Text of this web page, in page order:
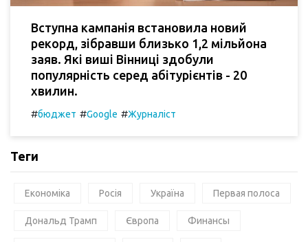
Вступна кампанія встановила новий
рекорд, зібравши близько 1,2 мільйона
заяв. Які виші Вінниці здобули
популярність серед абітурієнтів - 20
хвилин.
#бюджет #Google #Журналіст
Теги
Економіка Росія Україна Первая полоса
Дональд Трамп Європа Финансы